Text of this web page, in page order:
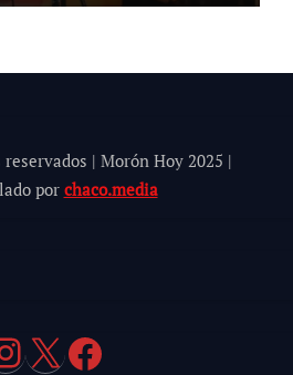
reservados | Morón Hoy 2025 |
por chaco.media
X Facebook